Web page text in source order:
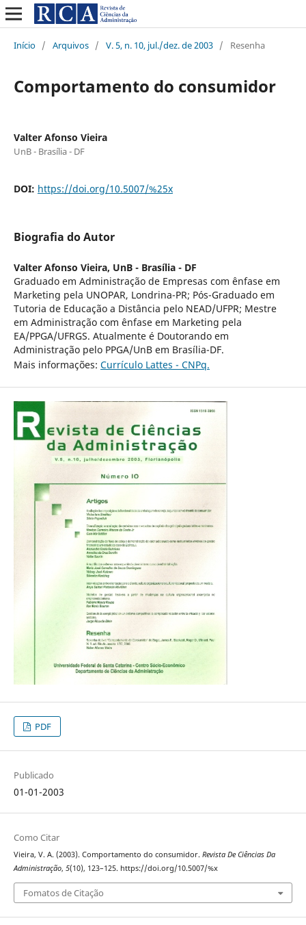
Início / Arquivos / V. 5, n. 10, jul./dez. de 2003 / Resenha
Comportamento do consumidor
Valter Afonso Vieira
UnB - Brasília - DF
DOI: https://doi.org/10.5007/%25x
Biografia do Autor
Valter Afonso Vieira, UnB - Brasília - DF
Graduado em Administração de Empresas com ênfase em
Marketing pela UNOPAR, Londrina-PR; Pós-Graduado em
Tutoria de Educação a Distância pelo NEAD/UFPR; Mestre
em Administração com ênfase em Marketing pela
EA/PPGA/UFRGS. Atualmente é Doutorando em
Administração pelo PPGA/UnB em Brasília-DF.
Mais informações: Currículo Lattes - CNPq.
PDF
Publicado
01-01-2003
Como Citar
Vieira, V. A. (2003). Comportamento do consumidor. Revista De Ciências Da
Administração, 5(10), 123–125. https://doi.org/10.5007/%x
Fomatos de Citação